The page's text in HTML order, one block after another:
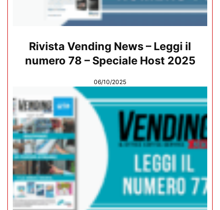
Rivista Vending News – Leggi il
numero 78 – Speciale Host 2025
06/10/2025